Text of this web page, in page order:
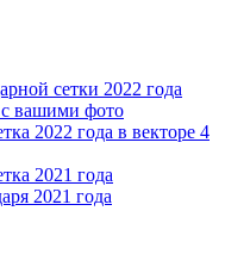
сетки 2022 года
вашими фото
2022 года в векторе 4
2021 года
2021 года